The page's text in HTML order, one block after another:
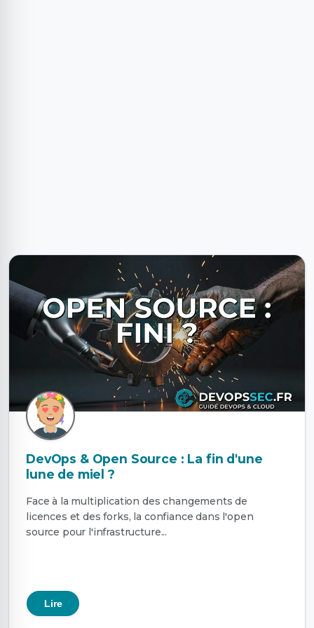
DevOps & Open Source : La fin d'une
lune de miel ?
Face à la multiplication des changements de
licences et des forks, la confiance dans l'open
source pour l'infrastructure...
Lire